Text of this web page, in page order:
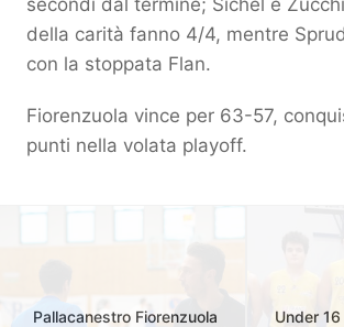
secondi dal termine; Sichel e
della carità fanno 4/4, mentre
con la stoppata Flan.
Fiorenzuola vince per 63-57,
punti nella volata playoff.
Pallacanestro Fiorenzuola
Under